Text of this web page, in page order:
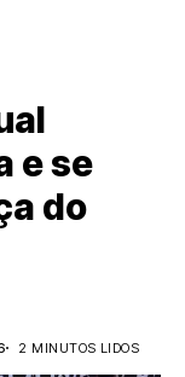
e se
do
2 MINUTOS LIDOS